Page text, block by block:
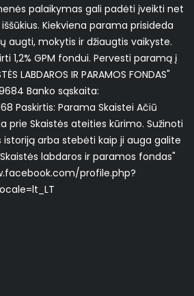
palaikymas gali padėti įveikti net
Kiekviena parama prisideda
augti, mokytis ir džiaugtis vaikyste.
1,2% GPM fondui. Pervesti paramą į
LABDAROS IR PARAMOS FONDAS"
Banko sąskaita:
Paskirtis: Parama Skaistei Ačiū
prie Skaistės ateities kūrimo. Sužinoti
istoriją arba stebėti kaip ji auga galite
labdaros ir paramos fondas"
profile.php?